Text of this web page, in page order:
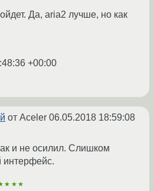
Да, aria2 лучше, но как
+00:00
от Aceler 06.05.2018 18:59:08
и не осилил. Слишком
интерфейс.